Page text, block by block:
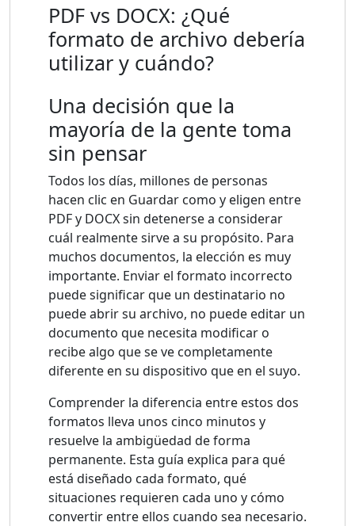
PDF vs DOCX: ¿Qué
formato de archivo debería
utilizar y cuándo?
Una decisión que la
mayoría de la gente toma
sin pensar
Todos los días, millones de personas
hacen clic en Guardar como y eligen entre
PDF y DOCX sin detenerse a considerar
cuál realmente sirve a su propósito. Para
muchos documentos, la elección es muy
importante. Enviar el formato incorrecto
puede significar que un destinatario no
puede abrir su archivo, no puede editar un
documento que necesita modificar o
recibe algo que se ve completamente
diferente en su dispositivo que en el suyo.
Comprender la diferencia entre estos dos
formatos lleva unos cinco minutos y
resuelve la ambigüedad de forma
permanente. Esta guía explica para qué
está diseñado cada formato, qué
situaciones requieren cada uno y cómo
convertir entre ellos cuando sea necesario.